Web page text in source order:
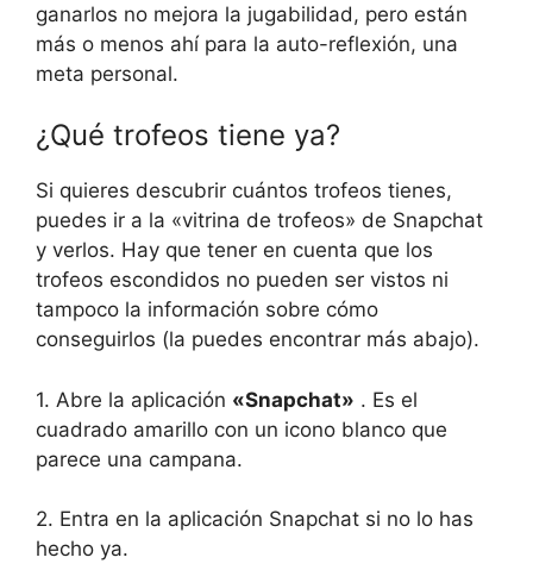
ganarlos no mejora la jugabilidad, pero están
más o menos ahí para la auto-reflexión, una
meta personal.
¿Qué trofeos tiene ya?
Si quieres descubrir cuántos trofeos tienes,
puedes ir a la «vitrina de trofeos» de Snapchat
y verlos. Hay que tener en cuenta que los
trofeos escondidos no pueden ser vistos ni
tampoco la información sobre cómo
conseguirlos (la puedes encontrar más abajo).
1. Abre la aplicación «Snapchat» . Es el
cuadrado amarillo con un icono blanco que
parece una campana.
2. Entra en la aplicación Snapchat si no lo has
hecho ya.